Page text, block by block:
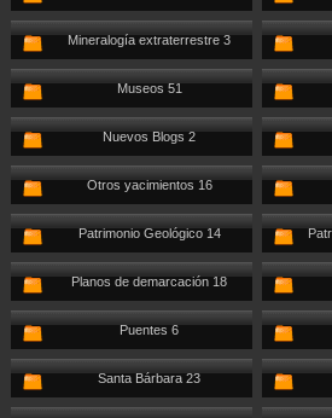
Mineralogía extraterrestre 3
Museos 51
Nuevos Blogs 2
Otros yacimientos 16
Patrimonio Geológico 14
Planos de demarcación 18
Puentes 6
Santa Bárbara 23